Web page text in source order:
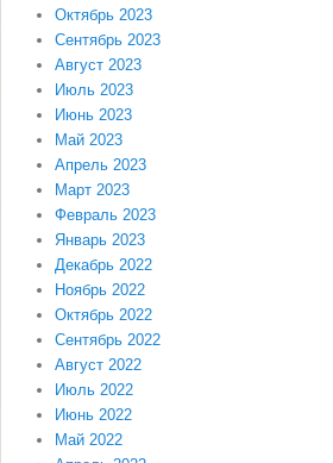
Октябрь 2023
Сентябрь 2023
Август 2023
Июль 2023
Июнь 2023
Май 2023
Апрель 2023
Март 2023
Февраль 2023
Январь 2023
Декабрь 2022
Ноябрь 2022
Октябрь 2022
Сентябрь 2022
Август 2022
Июль 2022
Июнь 2022
Май 2022